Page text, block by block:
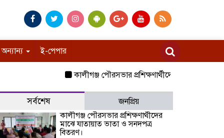
অন্যান্য ই-পেপার
কালীগঞ্জ পৌরসভার প্রশিক্ষণার্থীদের মাঝে যাতায়াত
সর্বশেষ
জনপ্রিয়
কালীগঞ্জ পৌরসভার প্রশিক্ষণার্থীদের
মাঝে যাতায়াত ভাতা ও সনদপত্র
বিতরণ।